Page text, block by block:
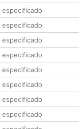
especificado
especificado
especificado
especificado
especificado
especificado
especificado
especificado